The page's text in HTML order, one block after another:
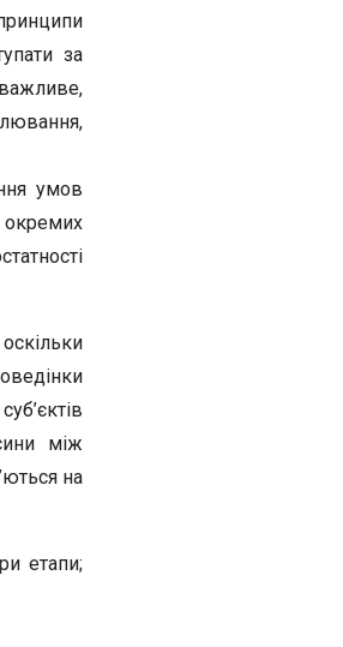
за
умов
окремих
між
на
етапи;